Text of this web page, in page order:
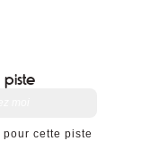
piste
cette piste